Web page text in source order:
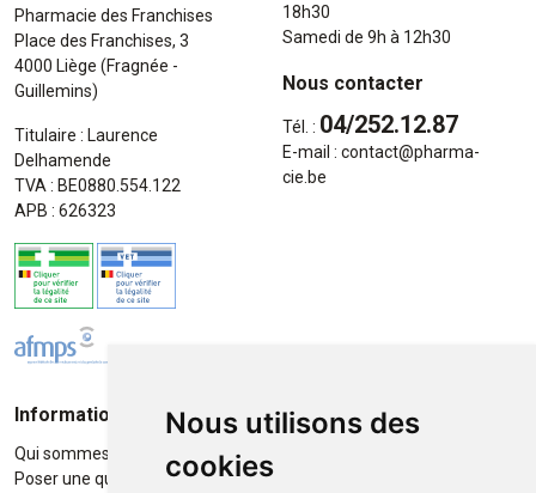
Nous utilisons des
cookies
Pharmacie des Franchises
Place des Franchises, 3
4000 Liège (Fragnée -
Guillemins)
Titulaire : Laurence
Delhamende
TVA : BE0880.554.122
APB : 626323
18h30
Samedi de 9h à 12h30
Nous contacter
Tél. : 04/252.12.87
E-mail : contact@pharma-
cie.be
Informations
Qui sommes-nous ?
Poser une question
Moyens de paiement